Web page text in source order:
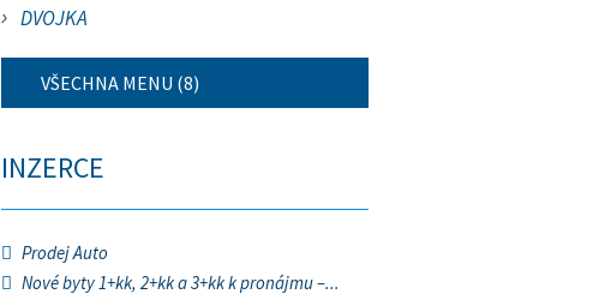
DVOJKA
VŠECHNA MENU (8)
INZERCE
Prodej Auto
Nové byty 1+kk, 2+kk a 3+kk k pronájmu –...